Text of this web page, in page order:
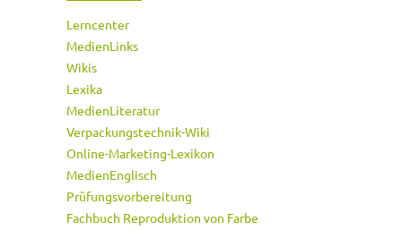
Lerncenter
MedienLinks
Wikis
Lexika
MedienLiteratur
Verpackungstechnik-Wiki
Online-Marketing-Lexikon
MedienEnglisch
Prüfungsvorbereitung
Fachbuch Reproduktion von Farbe